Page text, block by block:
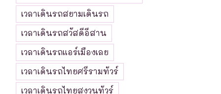
เวลาเดินรถสยามเดินรถ
เวลาเดินรถสวัสดีอีสาน
เวลาเดินรถแอร์เมืองเลย
เวลาเดินรถไทยศรีรามทัวร์
เวลาเดินรถไทยสงวนทัวร์